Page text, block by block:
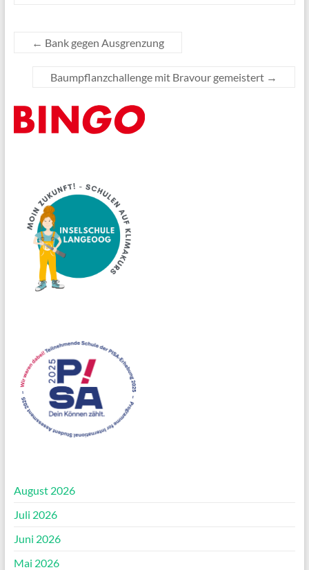
← Bank gegen Ausgrenzung
Baumpflanzchallenge mit Bravour gemeistert →
August 2026
Juli 2026
Juni 2026
Mai 2026